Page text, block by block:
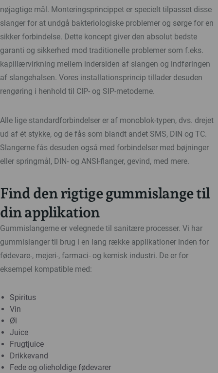
nøjagtige mål. Monteringsprincippet er specielt tilpasset disse
slanger for at undgå bakteriologiske problemer og sørge for en
sikker forbindelse. Dette koncept giver den absolut bedste
garanti og sikkerhed mod traditionelle problemer som f.eks.
kapillærvirkning mellem indersiden af slangen og indføringen
af slangehalsen. Vores installationsprincip tillader desuden
rengøring i henhold til CIP- og SIP-metoderne.
Alle lige standardforbindelser er af monoblok-typen, dvs. drejet
ud af ét stykke, og de fås som blandt andet SMS, DIN og TC.
Slangerne fås desuden også med forbindelser med bøjninger
eller springmål, DIN- og ANSI-flanger, gevind, med mere.
Find den rigtige gummislange til
din applikation
Gummislangerne er velegnede til sanitære processer. Vi har
gummislanger til brug i en lang række applikationer inden for
fødevare-, mejeri-, farmaci- og kemisk industri. De er for
eksempel kompatible med:
Spiritus
Vin
Øl
Juice
Frugtjuice
Drikkevand
Fede og olieholdige fødevarer